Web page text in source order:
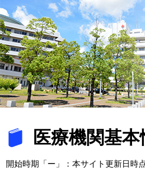
医療機関基本
開始時期「ー」：本サイト更新日時